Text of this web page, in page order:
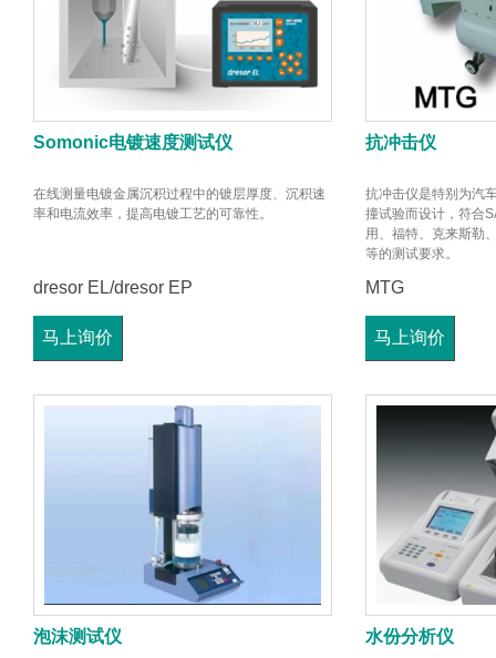
Somonic电镀速度测试仪
在线测量电镀金属沉积过程中的镀层厚度、沉积速
率和电流效率，提高电镀工艺的可靠性。
dresor EL/dresor EP
马上询价
抗冲击仪
抗冲击仪是特别为汽
撞试验而设计，符合
用、福特、克来斯勒
等的测试要求。
MTG
马上询价
泡沫测试仪 水份分析仪